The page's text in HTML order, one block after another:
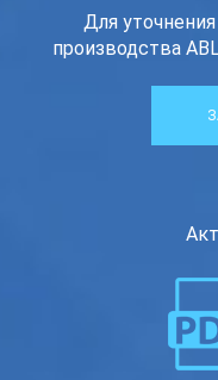
Для
производства